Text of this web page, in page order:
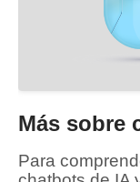
Más sobre
Para